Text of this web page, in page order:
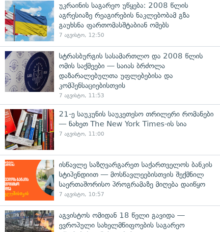
უკრაინის საგარეო უწყება: 2008 წლის
აგრესიაზე რეაგირების ნაკლებობამ გზა
გაუხსნა ფართომასშტაბიან ომებს
7 აგვისტო, 12:50
სტრასბურგის სასამართლო და 2008 წლის
ომის საქმეები — საიას ბრძოლა
დაზარალებულთა უფლებებისა და
კომპენსაციებისთვის
7 აგვისტო, 11:53
21-ე საუკუნის საუკეთესო თრილერი რომანები
— ნახეთ The New York Times-ის სია
7 აგვისტო, 11:00
ისწავლე საზღვარგარეთ საქართველოს ბანკის
სტიპენდიით — მოსწავლეებისთვის შექმნილ
საერთაშორისო პროგრამაზე მიღება დაიწყო
7 აგვისტო, 10:57
აგვისტოს ომიდან 18 წელი გავიდა —
ევროპული სახელმწიფოების საგარეო